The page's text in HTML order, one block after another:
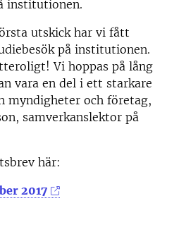
institutionen.
utskick har vi fått
på institutionen.
Vi hoppas på lång
vara en del i ett starkare
myndigheter och företag,
samverkanslektor på
här:
2017